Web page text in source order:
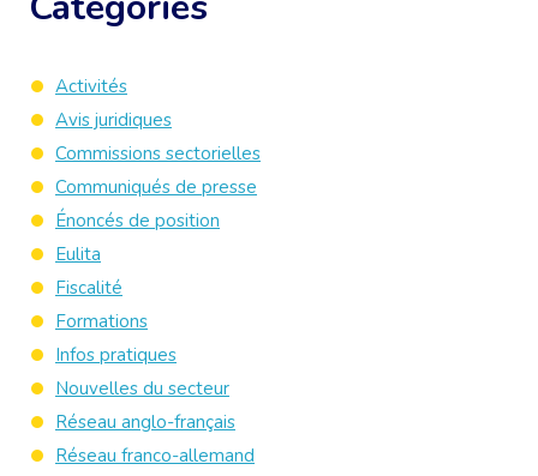
Activités
Avis juridiques
Commissions sectorielles
Communiqués de presse
Énoncés de position
Eulita
Fiscalité
Formations
Infos pratiques
Nouvelles du secteur
Réseau anglo-français
Réseau franco-allemand